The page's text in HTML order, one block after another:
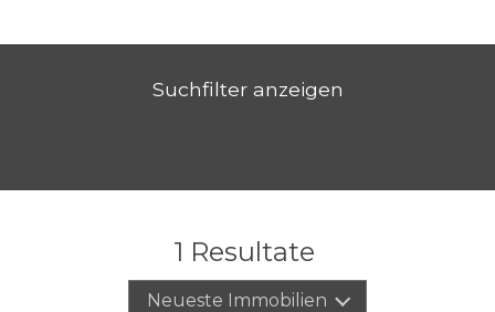
Suchfilter anzeigen
1 Resultate
Neueste Immobilien